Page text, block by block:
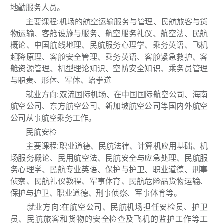
地勤服务人员。
主要课程:机场的航空运输服务与管理、民航旅客与货
物运输、客舱设施与服务、航空服务礼仪、航空法、民航
概论、中国航线地理、民航服务心理学、乘务英语、飞机
起降原理、客舱安全管理、乘务英语、客舱紧急救护、客
舱资源管理、机型理论知识、空防安全知识、乘务员管理
与职责、形体、军体、跆拳道
就业方向:双流国际机场、在中国国际航空公司、海南
航空公司、东方航空公司、新加坡航空公司等国内外航空
公司从事航空乘务工作。
民航安检
主要课程:职业道德、民航法律、计算机应用基础、机
场服务概论、民用航空法、民航安全与应急处理、民航服
务心理学、民航专业英语、保护与护卫、职业道德、刑事
侦察、民航礼仪教程、军事体育、民航危险品货物运输、
保护与护卫、职业道德、刑事侦察、军事体育等。
就业方向:在航空公司、民航机场担任安检员、护卫
员、民航旅客和货物的安全检查及飞机的监护工作等工